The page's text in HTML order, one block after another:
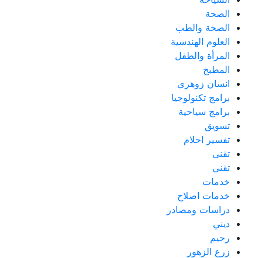
الصحة
الصحة والطب
العلوم الهندسية
المرأة والطفل
المطبخ
انسان زوهري
برامج تكنولوجيا
برامج سياحية
تسويق
تفسير احلام
خدمات
خدمات اصلاح
دراسات ومصادر
زرع الزهور